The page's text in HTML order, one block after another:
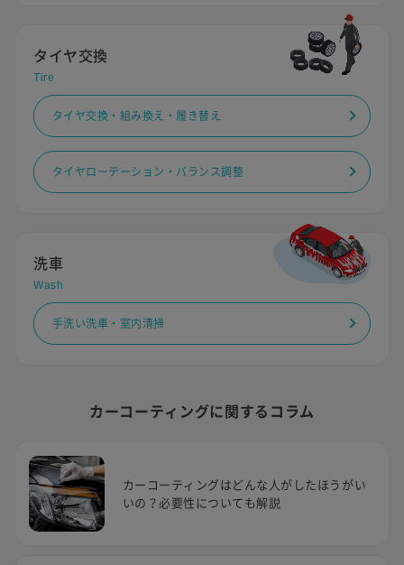
タイヤ交換
Tire
タイヤ交換・組み換え・履き替え
タイヤローテーション・バランス調整
洗車
Wash
手洗い洗車・室内清掃
カーコーティングに関するコラム
カーコーティングはどんな人がしたほうがい
いの？必要性についても解説